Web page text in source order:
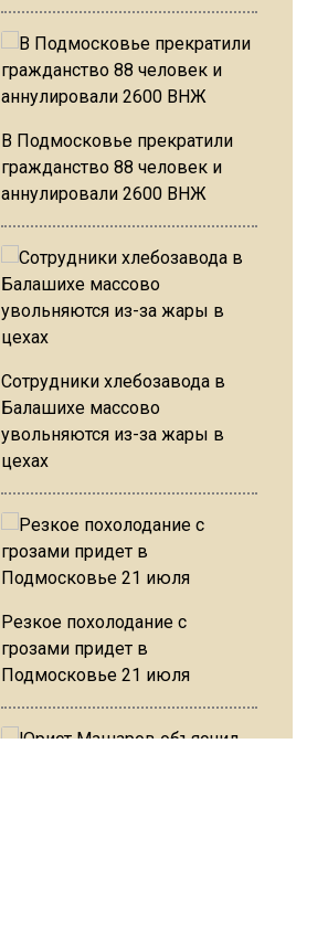
В Подмосковье прекратили
гражданство 88 человек и
аннулировали 2600 ВНЖ
Сотрудники хлебозавода в
Балашихе массово
увольняются из-за жары в
цехах
Резкое похолодание с
грозами придет в
Подмосковье 21 июля